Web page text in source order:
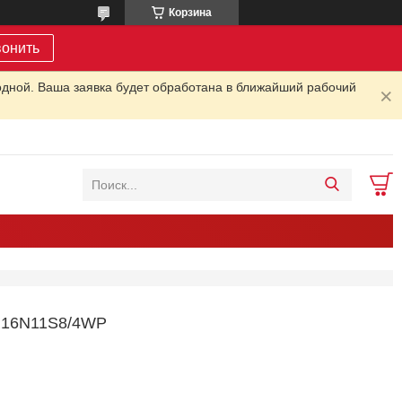
Корзина
Ваша заявка будет обработана в ближайший рабочий
4WP